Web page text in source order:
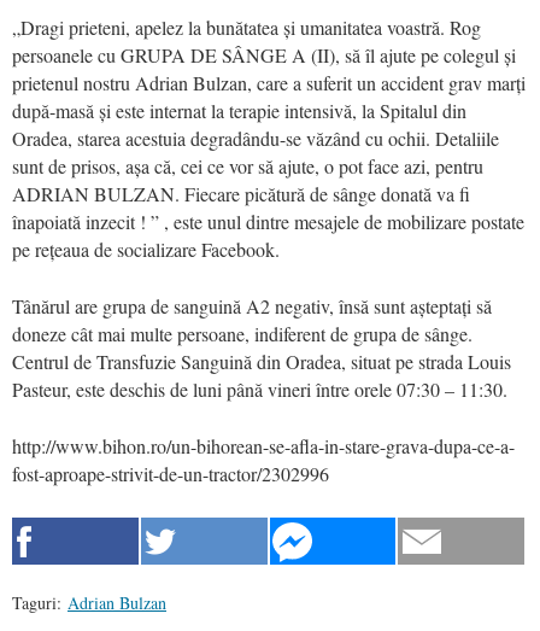
„Dragi prieteni, apelez la bunătatea și umanitatea voastră. Rog
persoanele cu GRUPA DE SÂNGE A (II), să îl ajute pe colegul și
prietenul nostru Adrian Bulzan, care a suferit un accident grav marți
după-masă și este internat la terapie intensivă, la Spitalul din
Oradea, starea acestuia degradându-se văzând cu ochii. Detaliile
sunt de prisos, așa că, cei ce vor să ajute, o pot face azi, pentru
ADRIAN BULZAN. Fiecare picătură de sânge donată va fi
înapoiată inzecit ! ” , este unul dintre mesajele de mobilizare postate
pe rețeaua de socializare Facebook.
Tânărul are grupa de sanguină A2 negativ, însă sunt așteptați să
doneze cât mai multe persoane, indiferent de grupa de sânge.
Centrul de Transfuzie Sanguină din Oradea, situat pe strada Louis
Pasteur, este deschis de luni până vineri între orele 07:30 – 11:30.
http://www.bihon.ro/un-bihorean-se-afla-in-stare-grava-dupa-ce-a-
fost-aproape-strivit-de-un-tractor/2302996
Taguri: Adrian Bulzan